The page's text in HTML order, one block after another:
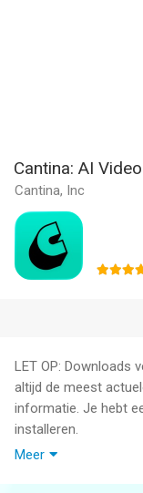
Cantina: AI
Cantina, Inc
LET OP: Downloads
altijd de meest
informatie. Je hebt
installeren.
Meer